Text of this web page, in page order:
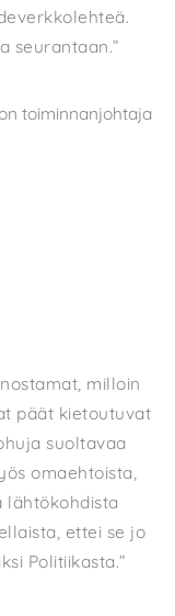
seurantaan.”
toiminnanjohtaja
milloin
päät kietoutuvat
suoltavaa
omaehtoista,
lähtökohdista
ettei se jo
Politiikasta.”